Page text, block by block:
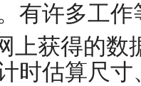
有许多工
上获得的数
时估算尺寸